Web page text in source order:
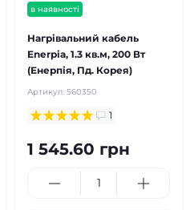
в наявності
Нагрівальний кабель
Enerpia, 1.3 кв.м, 200 Вт
(Енерпія, Пд. Корея)
Артикул: 560350
1
1 545.60 грн